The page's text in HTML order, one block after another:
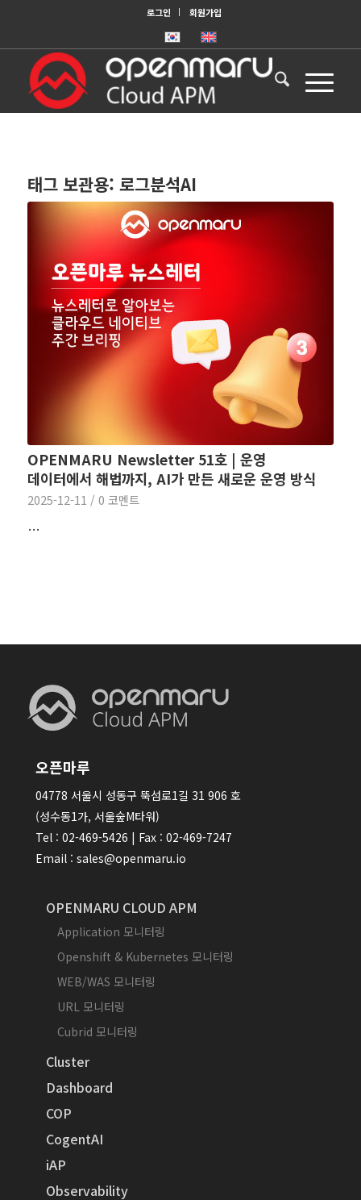
로그인 회원가입
태그 보관용: 로그분석AI
OPENMARU Newsletter 51호 | 운영
데이터에서 해법까지, AI가 만든 새로운 운영 방식
2025-12-11 / 0 코멘트
…
오픈마루
04778 서울시 성동구 뚝섬로1길 31 906 호
(성수동1가, 서울숲M타워)
Tel : 02-469-5426 | Fax : 02-469-7247
Email : sales@openmaru.io
OPENMARU CLOUD APM
Application 모니터링
Openshift & Kubernetes 모니터링
WEB/WAS 모니터링
URL 모니터링
Cubrid 모니터링
Cluster
Dashboard
COP
CogentAI
iAP
Observability